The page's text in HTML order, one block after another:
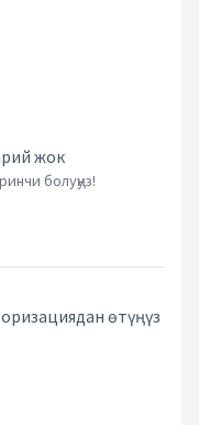
жок
болуңуз!
өтүңүз